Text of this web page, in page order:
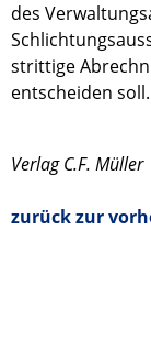
des
strittige
entscheiden soll.
Verlag C.F. Müller
zurück zur